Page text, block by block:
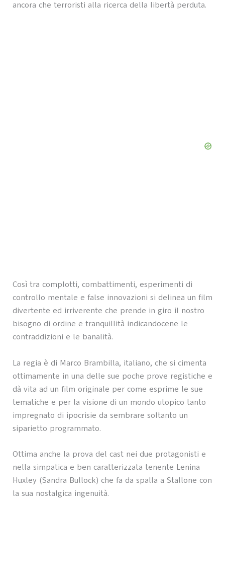
ancora che terroristi alla ricerca della libertà perduta.
Così tra complotti, combattimenti, esperimenti di
controllo mentale e false innovazioni si delinea un film
divertente ed irriverente che prende in giro il nostro
bisogno di ordine e tranquillità indicandocene le
contraddizioni e le banalità.
La regia è di Marco Brambilla, italiano, che si cimenta
ottimamente in una delle sue poche prove registiche e
dà vita ad un film originale per come esprime le sue
tematiche e per la visione di un mondo utopico tanto
impregnato di ipocrisie da sembrare soltanto un
siparietto programmato.
Ottima anche la prova del cast nei due protagonisti e
nella simpatica e ben caratterizzata tenente Lenina
Huxley (Sandra Bullock) che fa da spalla a Stallone con
la sua nostalgica ingenuità.